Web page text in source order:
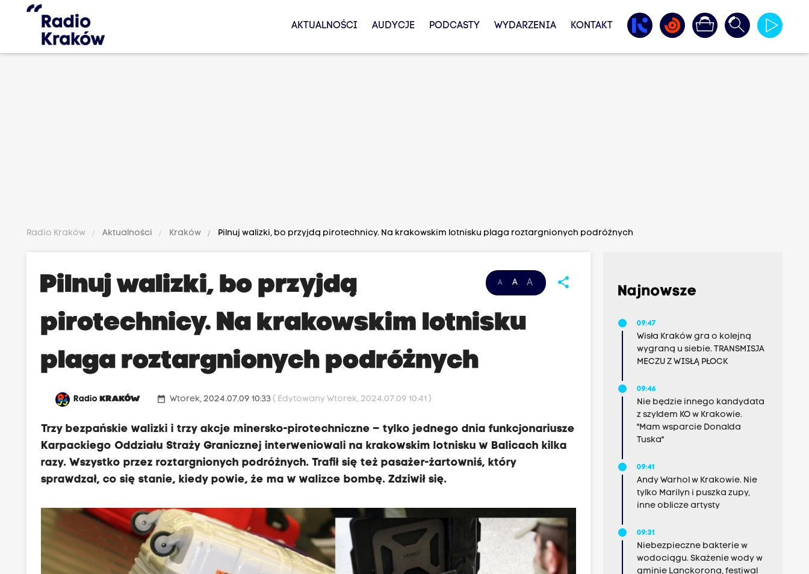
AKTUALNOŚCI AUDYCJE PODCASTY WYDARZENIA KONTAKT
Radio Kraków Aktualności Kraków Pilnuj walizki, bo przyjdą pirotechnicy. Na krakowskim lotnisku plaga roztargnionych podróżnych
A A A share
Pilnuj walizki, bo przyjdą
pirotechnicy. Na krakowskim lotnisku
plaga roztargnionych podróżnych
RadioKRAKÓW date_range Wtorek, 2024.07.09 10:33( Edytowany Wtorek, 2024.07.09 10:41 )
Trzy bezpańskie walizki i trzy akcje minersko-pirotechniczne – tylko jednego dnia funkcjonariusze
Karpackiego Oddziału Straży Granicznej interweniowali na krakowskim lotnisku w Balicach kilka
razy. Wszystko przez roztargnionych podróżnych. Trafił się też pasażer-żartowniś, który
sprawdzał, co się stanie, kiedy powie, że ma w walizce bombę. Zdziwił się.
Najnowsze
09:47
Wisła Kraków gra o kolejną
wygraną u siebie. TRANSMISJA
MECZU Z WISŁĄ PŁOCK
09:46
Nie będzie innego kandydata
z szyldem KO w Krakowie.
"Mam wsparcie Donalda
Tuska"
09:41
Andy Warhol w Krakowie. Nie
tylko Marilyn i puszka zupy,
inne oblicze artysty
09:31
Niebezpieczne bakterie w
wodociągu. Skażenie wody w
gminie Lanckorona, festiwal